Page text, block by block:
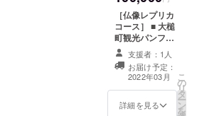
能。 有効期
限：2022年4月1
日〜2022年9月
30日
には「〇〇県 姓
名」という格好
となります。 ■
仏像オリジナル
手ぬぐい ■ 書籍
『前川善兵衛ゆ
かりの三神社』
■ 大槌磯ラーメ
ン ■ 食事券
（3000円） ※三
［仏像レプリカ
コース］ ■ 大槌
町観光パンフ
レット ■ 仏像ポ
ストカード ■ 修
復報告書 ■ 支援
者様のお名前を
和紙に書いて仏
像内に納入 ※支
支援者：1人
お届け予定：
2022年03月
詳細を見る
こ
の
リ
タ
ー
ン
を